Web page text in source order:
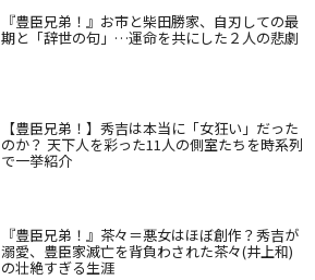
『豊臣兄弟！』お市と柴田勝家、自刃しての最
期と「辞世の句」…運命を共にした２人の悲劇
【豊臣兄弟！】秀吉は本当に「女狂い」だった
のか？ 天下人を彩った11人の側室たちを時系列
で一挙紹介
『豊臣兄弟！』茶々＝悪女はほぼ創作？秀吉が
溺愛、豊臣家滅亡を背負わされた茶々(井上和)
の壮絶すぎる生涯